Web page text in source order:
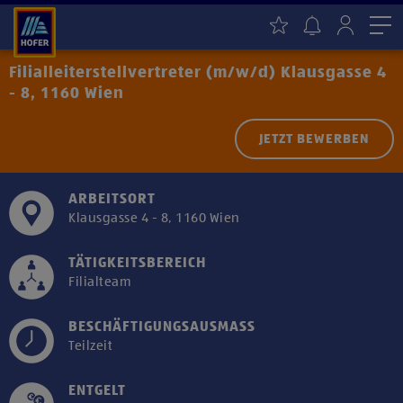
Filialleiterstellvertreter (m/w/d) Klausgasse 4
- 8, 1160 Wien
JETZT BEWERBEN
ARBEITSORT
Klausgasse 4 - 8, 1160 Wien
TÄTIGKEITSBEREICH
Filialteam
BESCHÄFTIGUNGSAUSMASS
Teilzeit
ENTGELT